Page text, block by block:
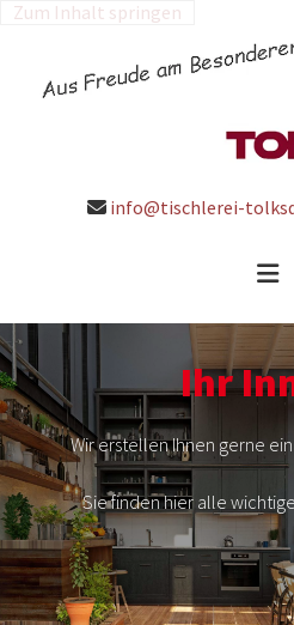
Zum Inhalt springen
 info@tischlerei-
Ihr
Wir erstellen Ihnen gerne
Sie finden hier alle